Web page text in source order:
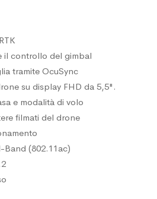
il controllo del gimbal
tramite OcuSync
su display FHD da 5,5".
e modalità di volo
filmati del drone
(802.11ac)